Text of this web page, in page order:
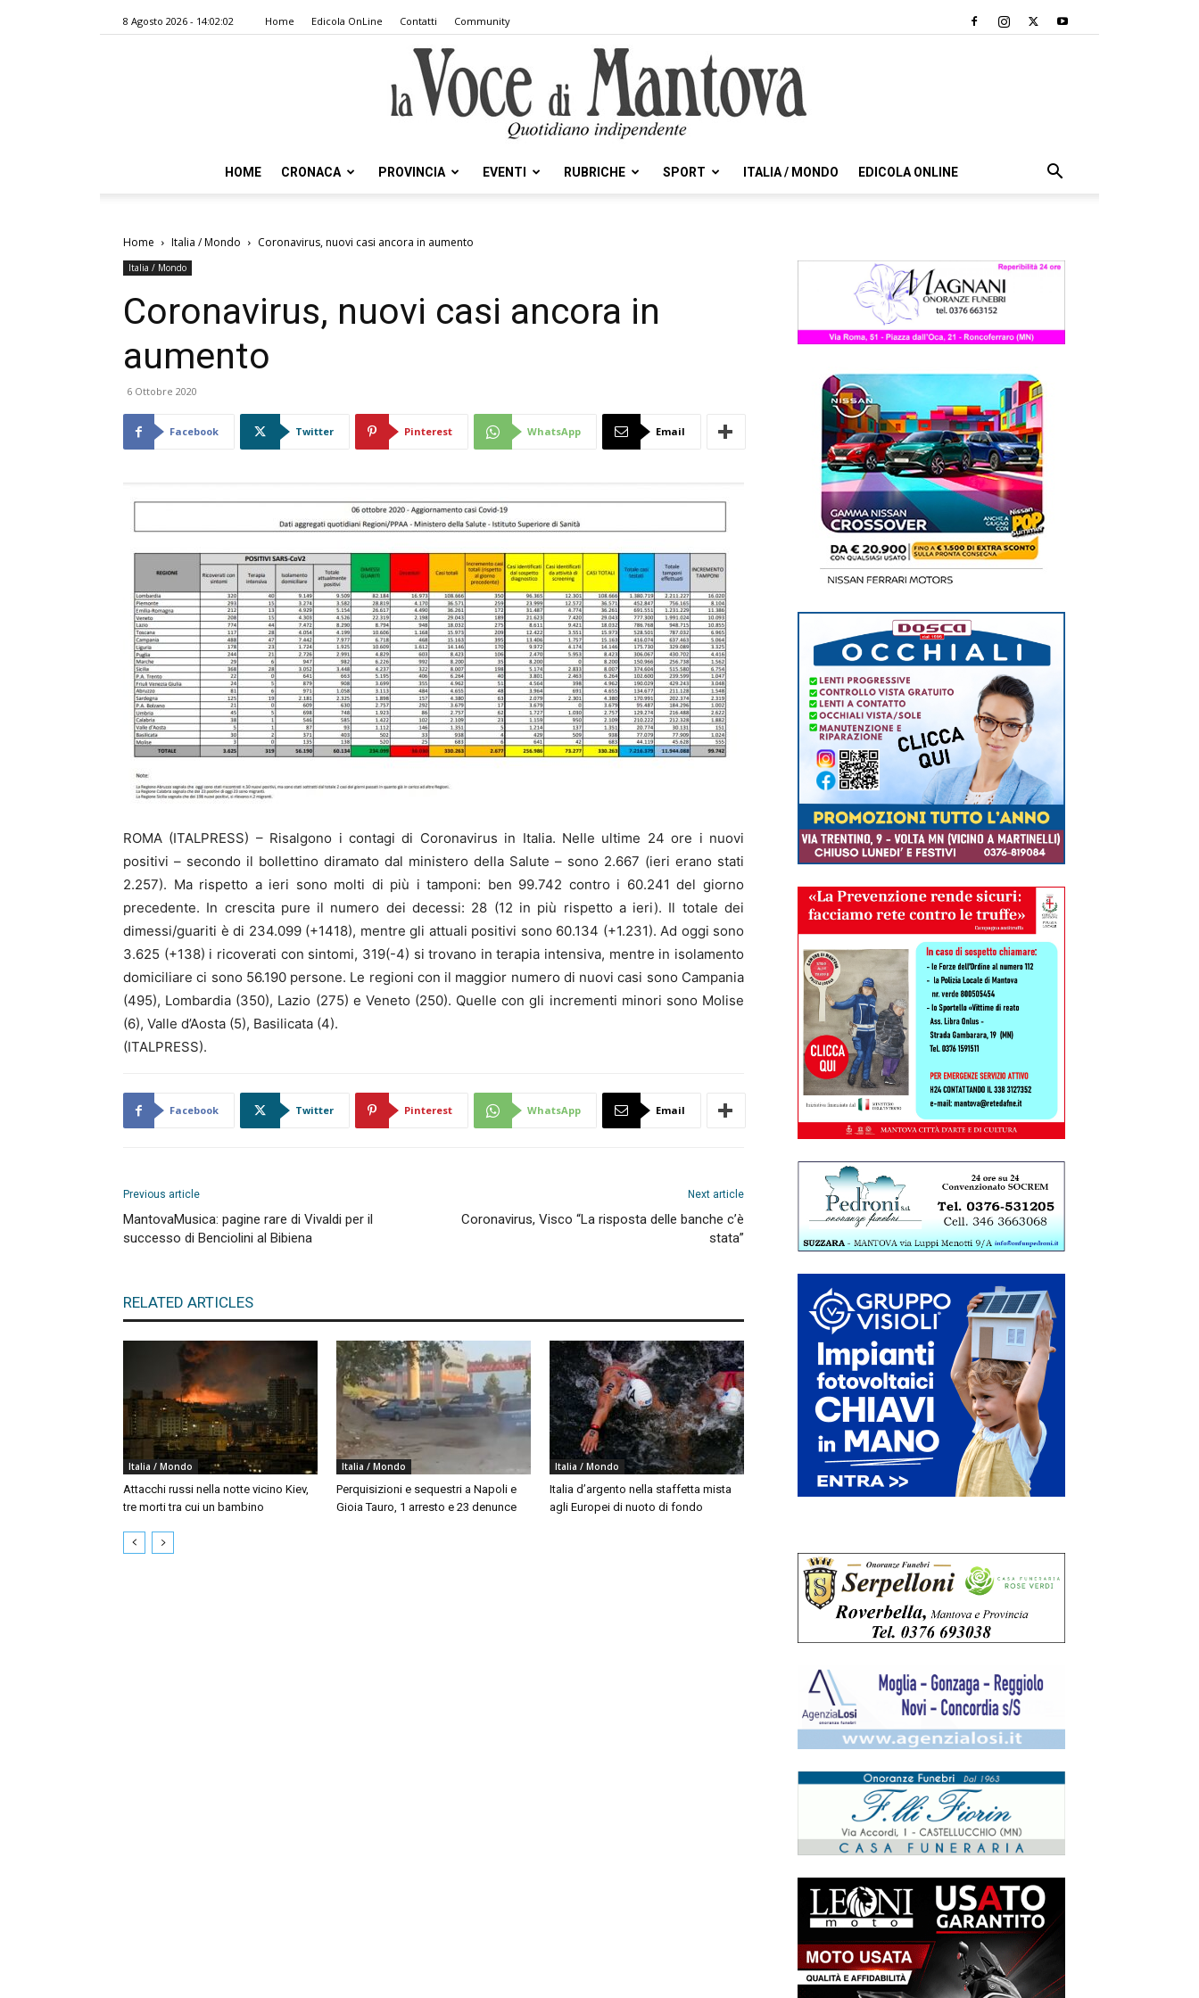
8 Agosto 2026 - 14:02:02 Home Edicola OnLine Contatti Community
Voce
Mantova
HOME CRONACA PROVINCIA EVENTI RUBRICHE SPORT ITALIA / MONDO EDICOLA ONLINE
Home Italia / Mondo Coronavirus, nuovi casi ancora in aumento
Italia / Mondo
Coronavirus, nuovi casi ancora in
aumento
6 Ottobre 2020
Facebook Twitter Pinterest WhatsApp Email
ROMA (ITALPRESS) – Risalgono i contagi di Coronavirus in Italia. Nelle ultime 24 ore i nuovi
positivi – secondo il bollettino diramato dal ministero della Salute – sono 2.667 (ieri erano stati
2.257). Ma rispetto a ieri sono molti di più i tamponi: ben 99.742 contro i 60.241 del giorno
precedente. In crescita pure il numero dei decessi: 28 (12 in più rispetto a ieri). Il totale dei
dimessi/guariti è di 234.099 (+1418), mentre gli attuali positivi sono 60.134 (+1.231). Ad oggi sono
3.625 (+138) i ricoverati con sintomi, 319(-4) si trovano in terapia intensiva, mentre in isolamento
domiciliare ci sono 56.190 persone. Le regioni con il maggior numero di nuovi casi sono Campania
(495), Lombardia (350), Lazio (275) e Veneto (250). Quelle con gli incrementi minori sono Molise
(6), Valle d’Aosta (5), Basilicata (4).
(ITALPRESS).
Facebook Twitter Pinterest WhatsApp Email
Previous article
MantovaMusica: pagine rare di Vivaldi per il
successo di Benciolini al Bibiena
Next article
Coronavirus, Visco “La risposta delle banche c’è
stata”
RELATED ARTICLES
Italia / Mondo
Attacchi russi nella notte vicino Kiev,
tre morti tra cui un bambino
Italia / Mondo
Perquisizioni e sequestri a Napoli e
Gioia Tauro, 1 arresto e 23 denunce
Italia / Mondo
Italia d’argento nella staffetta mista
agli Europei di nuoto di fondo